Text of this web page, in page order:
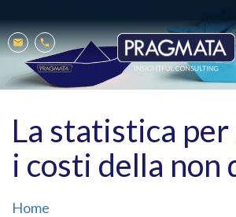
al
contenuto
principale
Mobile
menu
MailPhone
La statistica
i costi della non
Home